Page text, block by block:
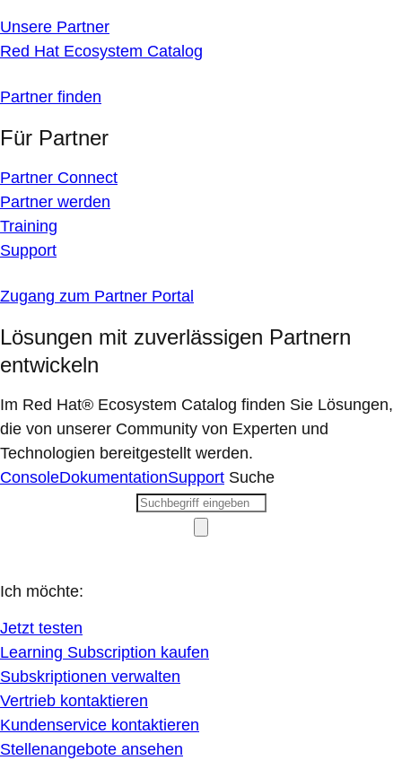
Unsere Partner
Red Hat Ecosystem Catalog
Partner finden
Für Partner
Partner Connect
Partner werden
Training
Support
Zugang zum Partner Portal
Lösungen mit zuverlässigen Partnern
entwickeln
Im Red Hat® Ecosystem Catalog finden Sie Lösungen,
die von unserer Community von Experten und
Technologien bereitgestellt werden.
ConsoleDokumentationSupport Suche
Ich möchte:
Jetzt testen
Learning Subscription kaufen
Subskriptionen verwalten
Vertrieb kontaktieren
Kundenservice kontaktieren
Stellenangebote ansehen